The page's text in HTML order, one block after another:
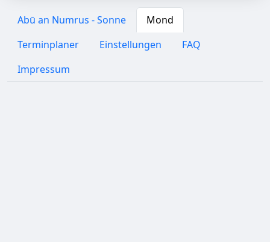
Abū an Numrus - Sonne
Mond
Terminplaner
Einstellungen
FAQ
Impressum